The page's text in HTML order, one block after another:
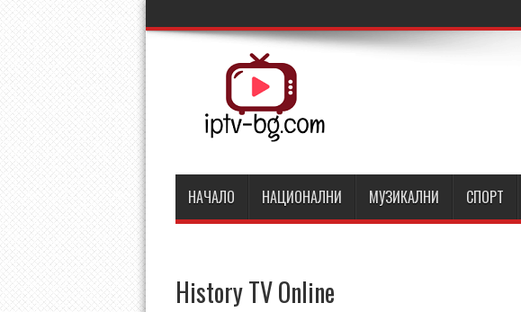
НАЧАЛО НАЦИОНАЛНИ МУЗИКАЛНИ СПОРТ
History TV Online